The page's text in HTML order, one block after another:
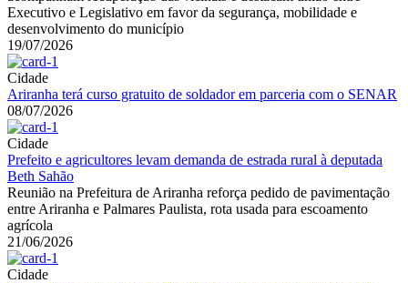
Executivo e Legislativo em favor da segurança, mobilidade e
desenvolvimento do município
19/07/2026
Cidade
Ariranha terá curso gratuito de soldador em parceria com o SENAR
08/07/2026
Cidade
Prefeito e agricultores levam demanda de estrada rural à deputada
Beth Sahão
Reunião na Prefeitura de Ariranha reforça pedido de pavimentação
entre Ariranha e Palmares Paulista, rota usada para escoamento
agrícola
21/06/2026
Cidade